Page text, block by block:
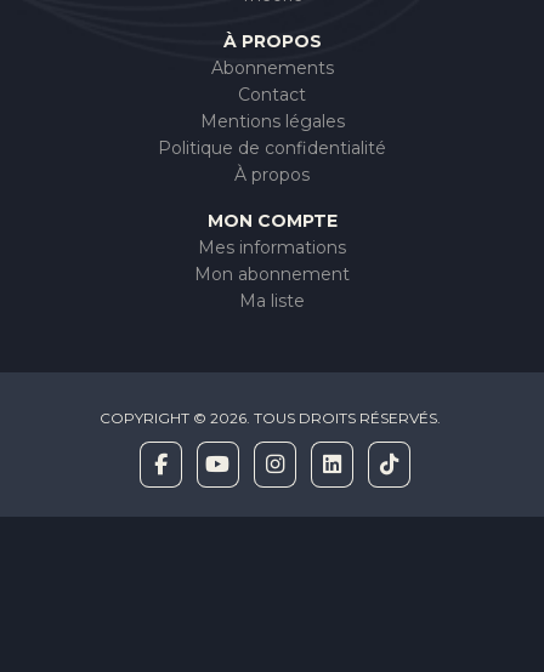
À PROPOS
Abonnements
Contact
Mentions légales
Politique de confidentialité
À propos
MON COMPTE
Mes informations
Mon abonnement
Ma liste
COPYRIGHT © 2026. TOUS DROITS RÉSERVÉS.